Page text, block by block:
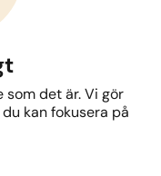
som det är. Vi gör
kan fokusera på